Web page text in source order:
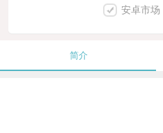
安卓市场
简介